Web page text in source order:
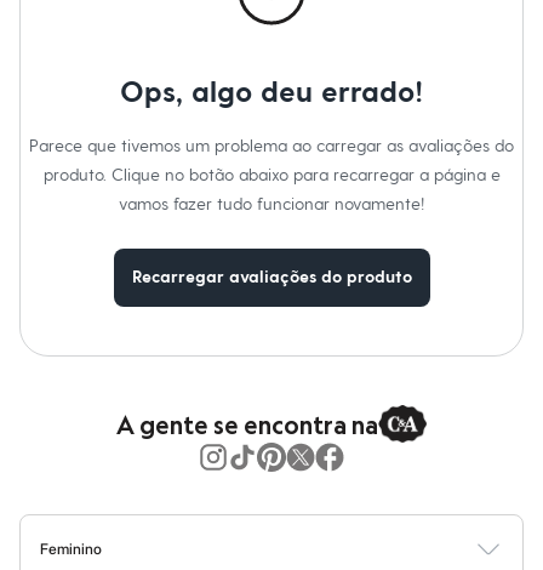
Dia dos Pais
Inverno
Novidades
Camisetas e Regatas
Jeans
Polos
Chapéus e Bonés
Relógios
Calçados
Botas
Ops, algo deu errado!
Parece que tivemos um problema ao carregar as avaliações do
produto. Clique no botão abaixo para recarregar a página e
vamos fazer tudo funcionar novamente!
Recarregar avaliações do produto
A gente se encontra na
Feminino